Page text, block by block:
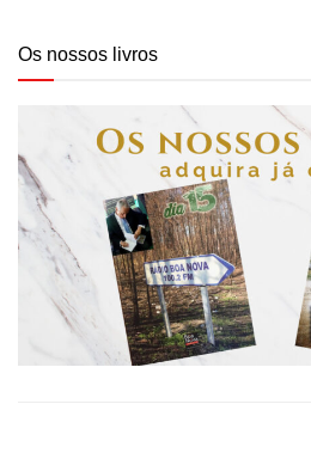
Os nossos livros